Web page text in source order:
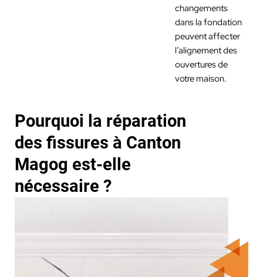
changements
dans la fondation
peuvent affecter
l’alignement des
ouvertures de
votre maison.
Pourquoi la réparation
des fissures à Canton
Magog est-elle
nécessaire ?